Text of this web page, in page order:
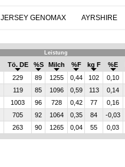
JERSEY GENOMAX AYRSHIRE
Leistung
Tö. DE %S Milch %F kg F %E
229 89 1255 0,44 102 0,10
119 85 1096 0,59 113 0,14
1003 96 728 0,42 77 0,16
705 92 1064 0,35 84 -0,03
263 90 1265 0,04 55 0,03